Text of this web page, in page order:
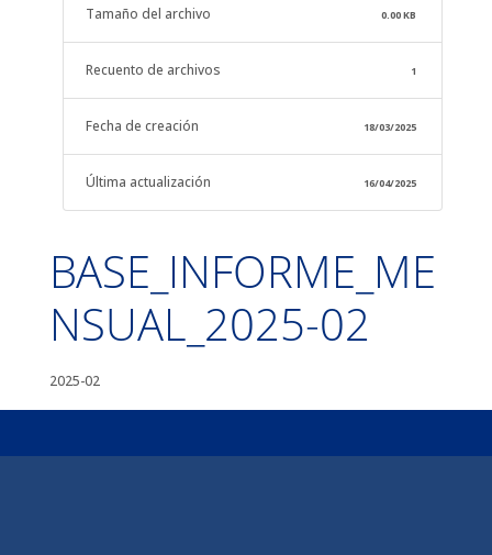
Tamaño del archivo 0.00 KB
Recuento de archivos 1
Fecha de creación 18/03/2025
Última actualización 16/04/2025
BASE_INFORME_ME
NSUAL_2025-02
2025-02